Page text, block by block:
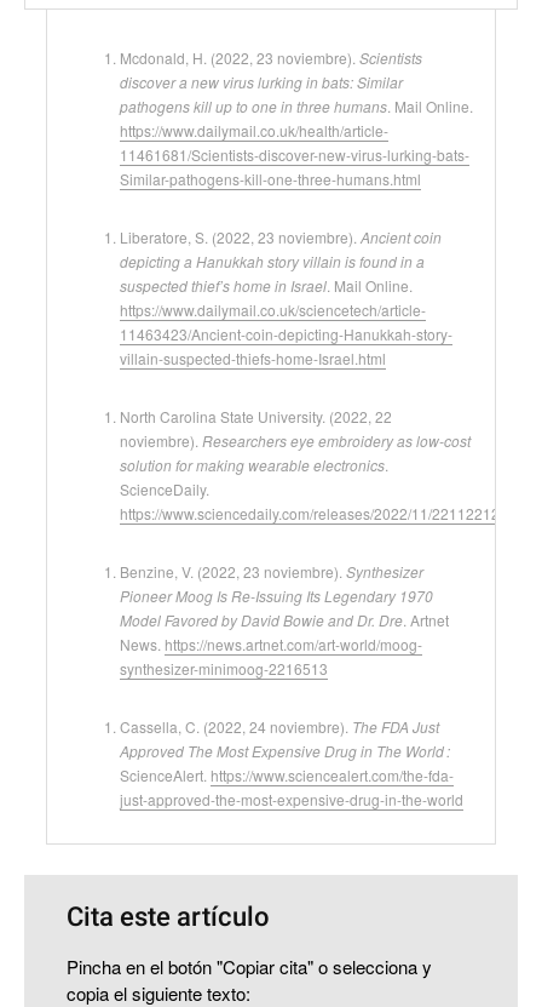
Mcdonald, H. (2022, 23 noviembre). Scientists
discover a new virus lurking in bats: Similar
pathogens kill up to one in three humans . Mail Online.
https://www.dailymail.co.uk/health/article-
11461681/Scientists-discover-new-virus-lurking-bats-
Similar-pathogens-kill-one-three-humans.html
Liberatore, S. (2022, 23 noviembre). Ancient coin
depicting a Hanukkah story villain is found in a
suspected thief’s home in Israel . Mail Online.
https://www.dailymail.co.uk/sciencetech/article-
11463423/Ancient-coin-depicting-Hanukkah-story-
villain-suspected-thiefs-home-Israel.html
North Carolina State University. (2022, 22
noviembre). Researchers eye embroidery as low-cost
solution for making wearable electronics
ScienceDaily.
https://www.sciencedaily.com/releases/2022/11/
Benzine, V. (2022, 23 noviembre). Synthesizer
Pioneer Moog Is Re-Issuing Its Legendary 1970
Model Favored by David Bowie and Dr. Dre . Artnet
News. https://news.artnet.com/art-world/moog-
synthesizer-minimoog-2216513
Cassella, C. (2022, 24 noviembre). The FDA Just
Approved The Most Expensive Drug in The World :
ScienceAlert. https://www.sciencealert.com/the-fda-
just-approved-the-most-expensive-drug-in-the-world
Cita este artículo
Pincha en el botón "Copiar cita" o selecciona y
copia el siguiente texto: